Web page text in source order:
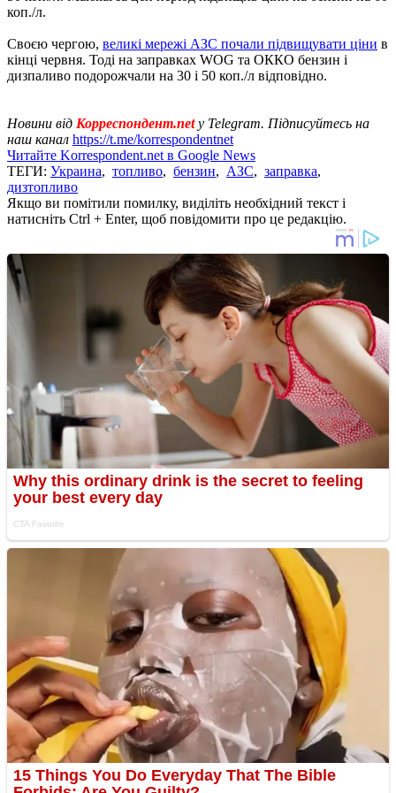
коп./л.
Своєю чергою, великі мережі АЗС почали підвищувати ціни в
кінці червня. Тоді на заправках WOG та ОККО бензин і
дизпаливо подорожчали на 30 і 50 коп./л відповідно.
Новини від Корреспондент.net у Telegram. Підписуйтесь на
наш канал https://t.me/korrespondentnet
Читайте Korrespondent.net в Google News
ТЕГИ: Украина, топливо, бензин, АЗС, заправка,
дизтопливо
Якщо ви помітили помилку, виділіть необхідний текст і
натисніть Ctrl + Enter, щоб повідомити про це редакцію.